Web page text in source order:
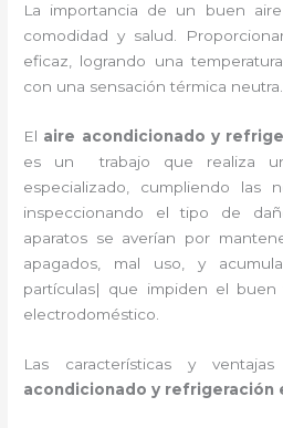
La importancia de un buen
comodidad y salud.
eficaz, logrando una
con una sensación térmica neutra.
El aire acondicionado y
es un
trabajo que realiza
especializado, cumpliendo las
inspeccionando el tipo de
aparatos se averían por
apagados, mal uso, y
partículas| que impiden el
electrodoméstico.
Las características y
acondicionado y refrigeración